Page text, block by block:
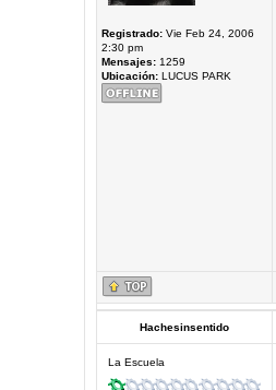
Registrado:Vie Feb 24, 2006
2:30 pm
Mensajes:1259
Ubicación:LUCUS PARK
Hachesinsentido
La Escuela